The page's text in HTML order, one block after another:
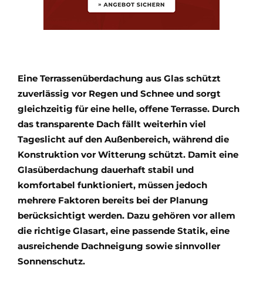
Eine Terrassenüberdachung aus Glas schützt
zuverlässig vor Regen und Schnee und sorgt
gleichzeitig für eine helle, offene Terrasse. Durch
das transparente Dach fällt weiterhin viel
Tageslicht auf den Außenbereich, während die
Konstruktion vor Witterung schützt. Damit eine
Glasüberdachung dauerhaft stabil und
komfortabel funktioniert, müssen jedoch
mehrere Faktoren bereits bei der Planung
berücksichtigt werden. Dazu gehören vor allem
die richtige Glasart, eine passende Statik, eine
ausreichende Dachneigung sowie sinnvoller
Sonnenschutz.